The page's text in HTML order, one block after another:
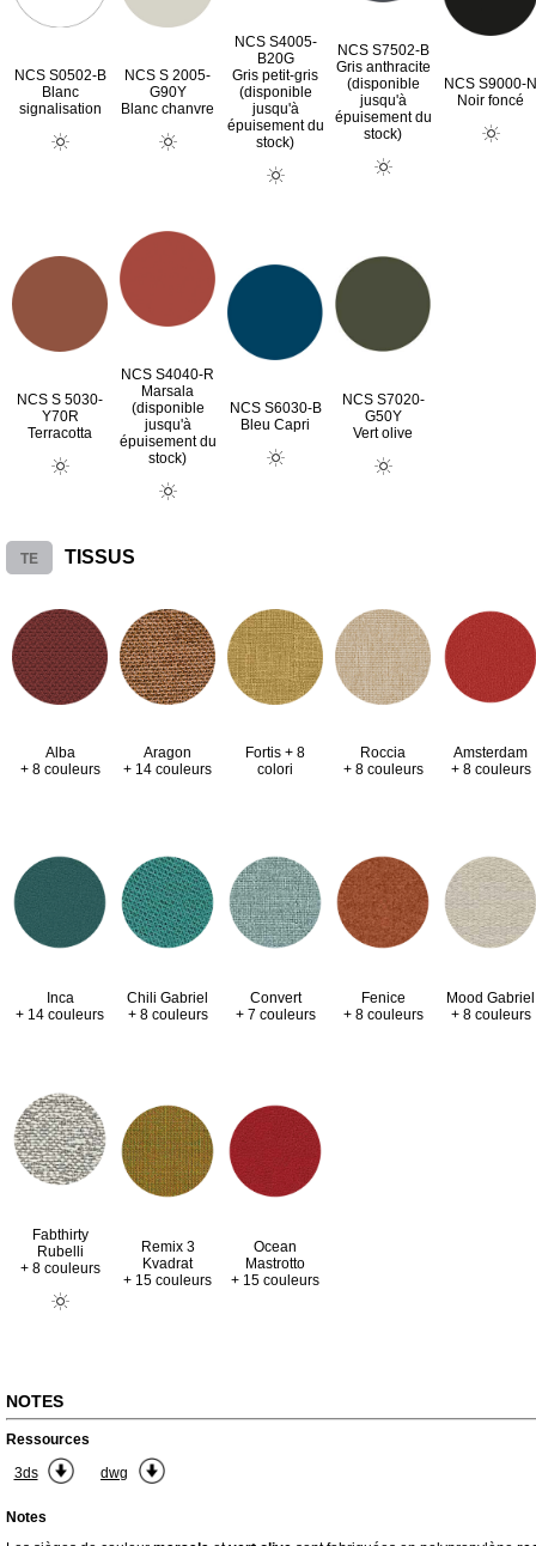
NCS S0502-B
Blanc
signalisation
NCS S 2005-
G90Y
Blanc chanvre
NCS S4005-
B20G
Gris petit-gris
(disponible
jusqu'à
épuisement du
stock)
NCS S7502-B
Gris anthracite
(disponible
jusqu'à
épuisement du
stock)
NCS S9000-N
Noir foncé
NCS S 5030-
Y70R
Terracotta
NCS S4040-R
Marsala
(disponible
jusqu'à
épuisement du
stock)
NCS S6030-B
Bleu Capri
NCS S7020-
G50Y
Vert olive
TE TISSUS
Alba
+ 8 couleurs
Aragon
+ 14 couleurs
Fortis + 8
colori
Roccia
+ 8 couleurs
Amsterdam
+ 8 couleurs
Inca
+ 14 couleurs
Chili Gabriel
+ 8 couleurs
Convert
+ 7 couleurs
Fenice
+ 8 couleurs
Mood Gabriel
+ 8 couleurs
Fabthirty
Rubelli
+ 8 couleurs
Remix 3
Kvadrat
+ 15 couleurs
Ocean
Mastrotto
+ 15 couleurs
NOTES
Ressources
3ds
dwg
Notes